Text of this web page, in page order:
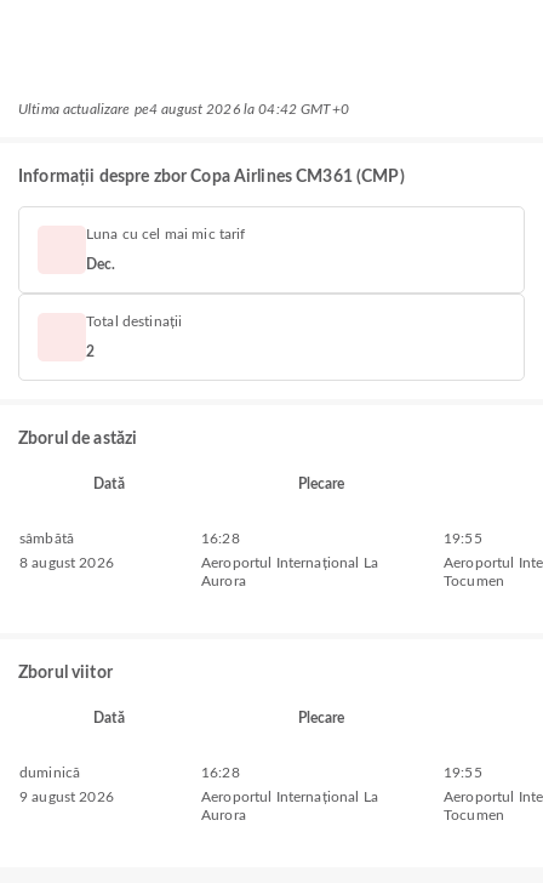
Ultima actualizare pe4 august 2026 la 04:42 GMT+0
Informații despre zbor Copa Airlines CM361 (CMP)
Luna cu cel mai mic tarif
Dec.
Total destinații
2
Zborul de astăzi
Dată Plecare
sâmbătă
8 august 2026
16:28
Aeroportul Internațional La
Aurora
19:55
Aeroportul
Tocumen
Zborul viitor
Dată Plecare
duminică
9 august 2026
16:28
Aeroportul Internațional La
Aurora
19:55
Aeroportul
Tocumen